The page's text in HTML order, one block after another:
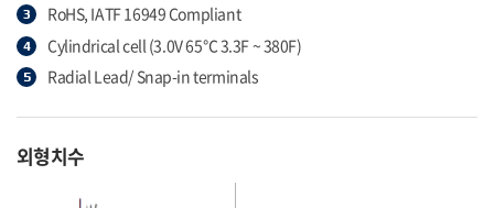
RoHS, IATF 16949 Compliant
Cylindrical cell (3.0V 65℃ 3.3F ~ 380F)
Radial Lead/ Snap-in terminals
외형치수